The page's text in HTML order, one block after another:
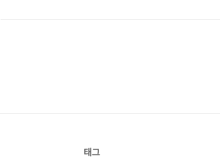
소는 결국 김명민과 송승헌이 공동으로 대상을 받는다는 것을 암시하
태그